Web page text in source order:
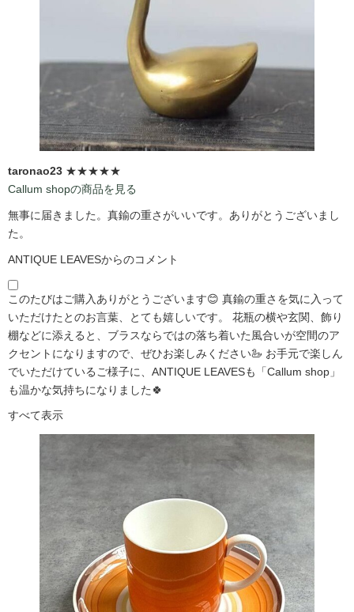
taronao23 ★★★★★
Callum shopの商品を見る
無事に届きました。真鍮の重さがいいです。ありがとうございまし
た。
ANTIQUE LEAVESからのコメント
このたびはご購入ありがとうございます😊 真鍮の重さを気に入って
いただけたとのお言葉、とても嬉しいです。 花瓶の横や玄関、飾り
棚などに添えると、ブラスならではの落ち着いた風合いが空間のア
クセントになりますので、ぜひお楽しみください🦢 お手元で楽しん
でいただけているご様子に、ANTIQUE LEAVESも「Callum shop」
も温かな気持ちになりました🍀
すべて表示